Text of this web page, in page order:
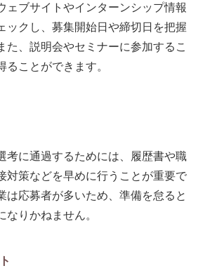
ェブサイトやインターンシップ情報
ックし、募集開始日や締切日を把握
た、説明会やセミナーに参加するこ
ることができます。
考に通過するためには、履歴書や職
対策などを早めに行うことが重要で
は応募者が多いため、準備を怠ると
りかねません。